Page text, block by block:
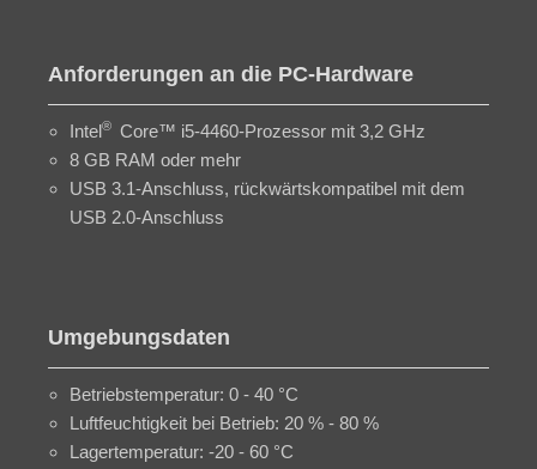
Anforderungen an die PC-Hardware
Intel® Core™ i5-4460-Prozessor mit 3,2 GHz
8 GB RAM oder mehr
USB 3.1-Anschluss, rückwärtskompatibel mit dem
USB 2.0-Anschluss
Umgebungsdaten
Betriebstemperatur: 0 - 40 °C
Luftfeuchtigkeit bei Betrieb: 20 % - 80 %
Lagertemperatur: -20 - 60 °C